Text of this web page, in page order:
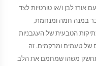
אורז לבן ו/או טורטיות לצד
במנה חמה ומנחמת,
הטבעית של העגבניות
של טעמים ומרקמים. זה
משהו שמחמם את הלב